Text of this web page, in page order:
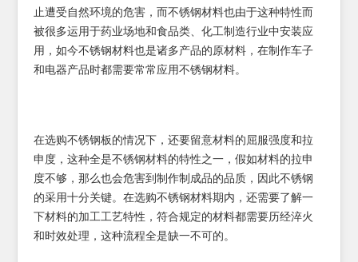
止遭受自然环境的危害，而不锈钢材料也由于这种特性而
被很多运用于药业场地和食品类、化工制造行业中安装应
用，如今不锈钢材料也是诸多产品的原材料，在制作车子
和电器产品时都需要常常应用不锈钢材料。
在选购不锈钢板的情况下，还要留意材料的屈服强度和拉
申度，这种全是不锈钢材料的特性之一，假如材料的拉申
度不够，那么也会危害到制作制成品的品质，因此不锈钢
的采用十分关键。在选购不锈钢材料期内，还需要了解一
下材料的加工工艺特性，符合规定的材料都需要历经淬火
和时效处理，这种流程全是缺一不可的。